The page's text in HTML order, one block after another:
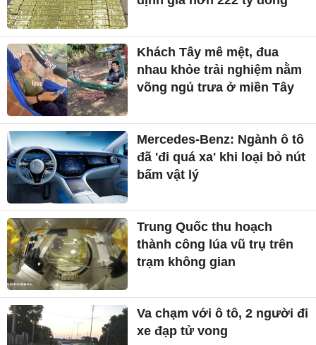
Khách Tây mê mệt, đua
nhau khỏe trải nghiệm nằm
võng ngủ trưa ở miền Tây
Mercedes-Benz: Ngành ô tô
đã 'đi quá xa' khi loại bỏ nút
bấm vật lý
Trung Quốc thu hoạch
thành công lúa vũ trụ trên
trạm không gian
Va chạm với ô tô, 2 người đi
xe đạp tử vong